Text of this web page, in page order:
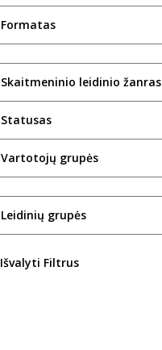
Formatas
Skaitmeninio leidinio žanras
Statusas
Vartotojų grupės
Leidinių grupės
Išvalyti Filtrus